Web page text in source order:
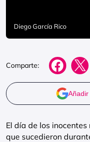
Diego García Rico
Comparte:
El día de los
que sucedieron